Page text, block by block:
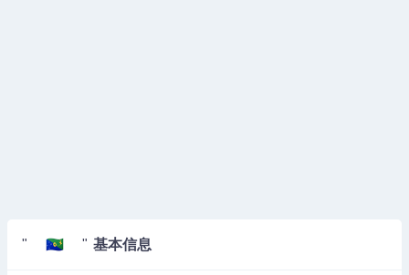
" 🇨🇽 " 基本信息